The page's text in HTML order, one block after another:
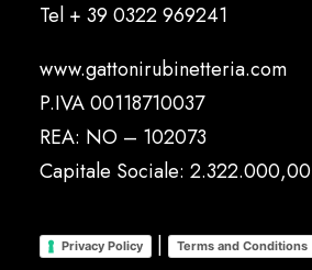
Tel + 39 0322 969241
www.gattonirubinetteria.com
P.IVA 00118710037
REA: NO – 102073
Capitale Sociale: 2.322.000,00
Privacy Policy | Terms and Conditions